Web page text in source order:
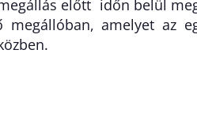
előtt időn belül
megállóban, amelyet az